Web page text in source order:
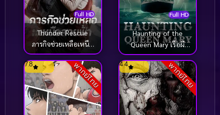
Full HD
Thunder Rescue
ภารกิจช่วยเหลือเหนือ
สายฟ้า (2026)
Full HD
Haunting of the
Queen Mary เรือผี
ปีศาจ (2023)
พากย์ไทย
7.8 พากย์ไทย
4.4